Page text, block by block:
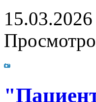
15.03.2026